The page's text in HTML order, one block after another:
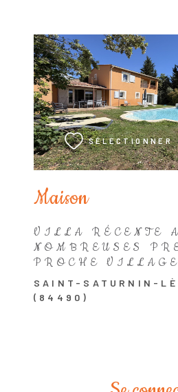
Maison
VILLA RÉCENTE
NOMBREUSES
PROCHE
SAINT-SATURNIN-
(84490)
SÉLECTIONNER
VOIR LE